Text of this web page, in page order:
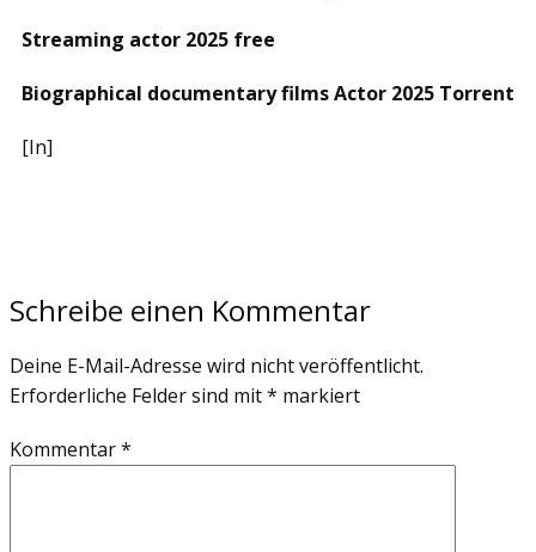
Streaming actor 2025 free
Biographical documentary films Actor 2025 Torrent
[In]
Schreibe einen Kommentar
Deine E-Mail-Adresse wird nicht veröffentlicht.
Erforderliche Felder sind mit* markiert
Kommentar*